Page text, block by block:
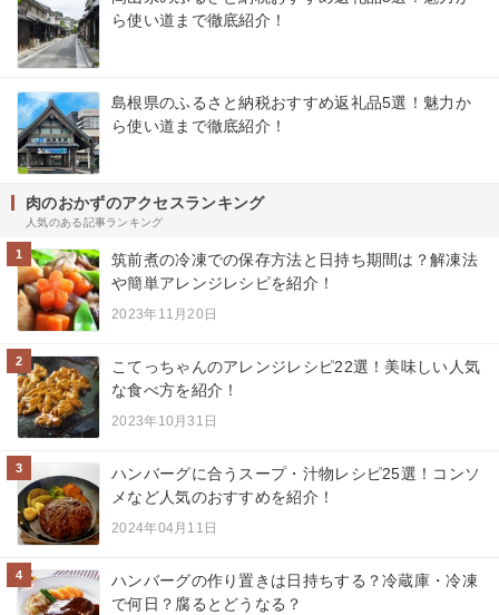
ら使い道まで徹底紹介！
島根県のふるさと納税おすすめ返礼品5選！魅力か
ら使い道まで徹底紹介！
肉のおかずのアクセスランキング
人気のある記事ランキング
1
筑前煮の冷凍での保存方法と日持ち期間は？解凍法
や簡単アレンジレシピを紹介！
2023年11月20日
2
こてっちゃんのアレンジレシピ22選！美味しい人気
な食べ方を紹介！
2023年10月31日
3
ハンバーグに合うスープ・汁物レシピ25選！コンソ
メなど人気のおすすめを紹介！
2024年04月11日
4
ハンバーグの作り置きは日持ちする？冷蔵庫・冷凍
で何日？腐るとどうなる？